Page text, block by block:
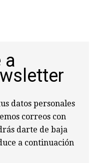
a
datos personales
correos con
darte de baja
a continuación